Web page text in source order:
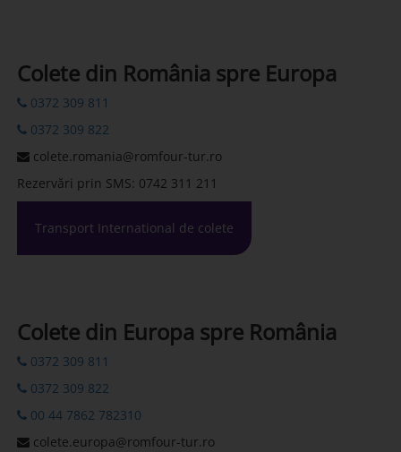
Colete din România spre Europa
0372 309 811
0372 309 822
colete.romania@romfour-tur.ro
Rezervări prin SMS: 0742 311 211
Transport International de colete
Colete din Europa spre România
0372 309 811
0372 309 822
00 44 7862 782310
colete.europa@romfour-tur.ro